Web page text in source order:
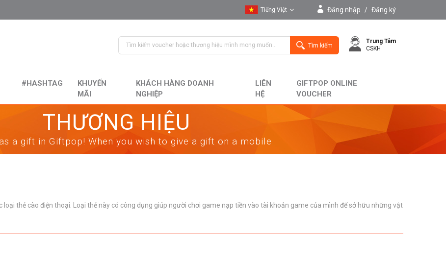
Tiếng Việt
English
Đăng nhập / Đăng ký
Tìm kiếm
Trung Tâm
CSKH
#HASHTAG
KHUYẾN
MÃI
KHÁCH HÀNG DOANH
NGHIỆP
LIÊN
HỆ
GIFTPOP ONLINE
VOUCHER
THƯƠNG HIỆU
a gift in Giftpop! When you wish to give a gift on a mobile
thẻ cào điện thoại. Loại thẻ này có công dụng giúp người chơi game nạp tiền vào tài khoản game của mình để sở hữu những vật